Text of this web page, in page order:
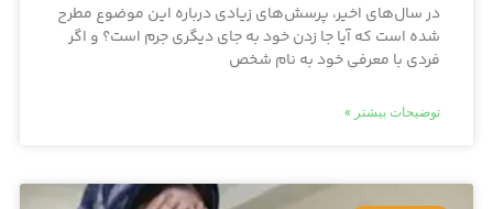
در سال‌های اخیر، پرسش‌های زیادی درباره این موضوع مطرح
شده است که آیا جا زدن خود به جای دیگری جرم است؟ و اگر
فردی با معرفی خود به نام شخص
توضیحات بیشتر »